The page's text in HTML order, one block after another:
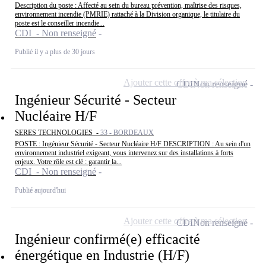
Description du poste : Affecté au sein du bureau prévention, maîtrise des risques,
environnement incendie (PMRIE) rattaché à la Division organique, le titulaire du
poste est le conseiller incendie...
CDI - Non renseigné
Publié il y a plus de 30 jours
Ingénieur Sécurité - Secteur
Nucléaire H/F
SERES TECHNOLOGIES - 33 - BORDEAUX
POSTE : Ingénieur Sécurité - Secteur Nucléaire H/F DESCRIPTION : Au sein d'un
environnement industriel exigeant, vous intervenez sur des installations à forts
enjeux. Votre rôle est clé : garantir la...
CDI - Non renseigné
Publié aujourd'hui
CDINon renseigné
Ajouter cette offre à ma sélection
Ingénieur confirmé(e) efficacité
énergétique en Industrie (H/F)
CDINon renseigné
Ajouter cette offre à ma sélection